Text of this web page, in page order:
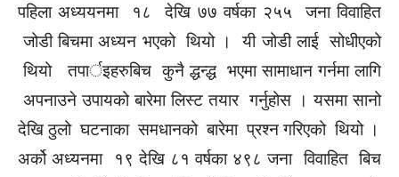
पहिला अध्‍ययनमा १८ देखि ७७ वर्षका २५५ जना विवाहित
जोडी बिचमा अध्यन भएको थियो । यी जोडी लाई सोधीएको
थियो तपार्इहरुबिच कुनै द्धन्द्ध भएमा सामाधान गर्नमा लागि
अपनाउने उपायको बारेमा लिस्ट तयार गर्नुहोस । यसमा सानो
देखि ठुलो घटनाका समधानको बारेमा प्रश्न गरिएको थियो ।
अर्को अध्यनमा १९ देखि ८१ वर्षका ४९८ जना विवाहित बिच